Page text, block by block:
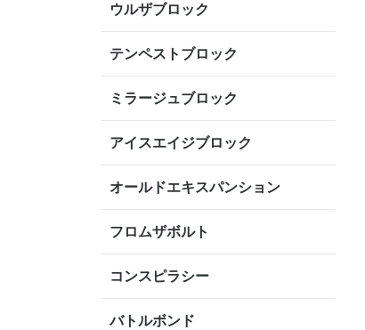
ウルザブロック
テンペストブロック
ミラージュブロック
アイスエイジブロック
オールドエキスパンション
フロムザボルト
コンスピラシー
バトルボンド